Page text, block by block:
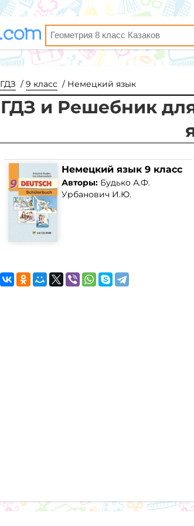
ГДЗ 9 класс Немецкий язык
ГДЗ и Решебник
Немецкий язык 9 класс
Авторы: Будько А.Ф.
Урбанович И.Ю.